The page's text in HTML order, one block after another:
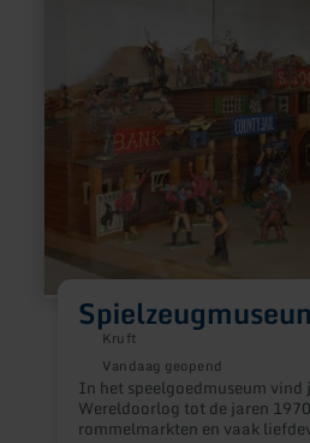
Kruft
Vandaag geopend
In het speelgoedmuseum vind
Wereldoorlog tot de jaren
rommelmarkten en vaak